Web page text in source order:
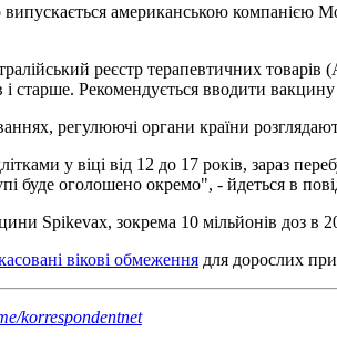
американською компанією
реєстр терапевтичних товарів
Рекомендується вводити
регулюючі органи країни
у віці від 12 до 17 років, зараз
буде оголошено окремо", - йдеться в
Spikevax, зокрема 10 мільйонів доз в
вікові обмеження для дорослих
korrespondentnet